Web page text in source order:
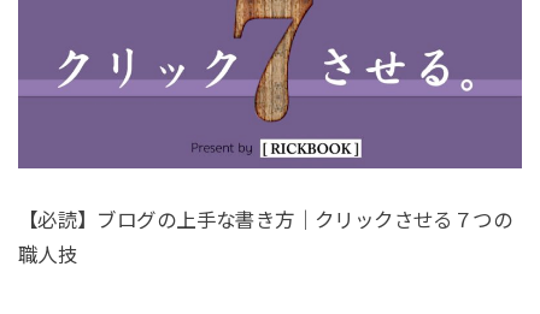
【必読】ブログの上手な書き方｜クリックさせる７つの
職人技